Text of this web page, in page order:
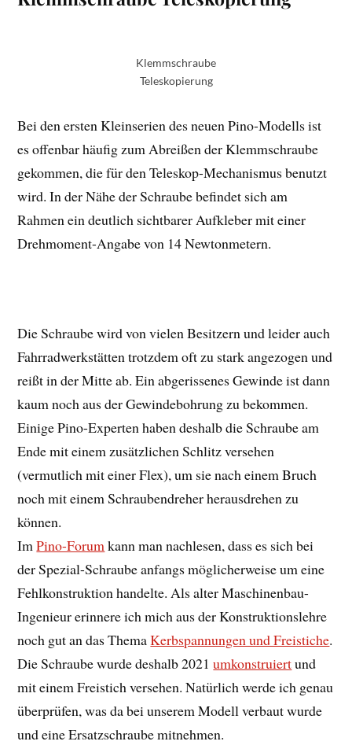
Klemmschraube
Teleskopierung
Bei den ersten Kleinserien des neuen Pino-Modells ist
es offenbar häufig zum Abreißen der Klemmschraube
gekommen, die für den Teleskop-Mechanismus benutzt
wird. In der Nähe der Schraube befindet sich am
Rahmen ein deutlich sichtbarer Aufkleber mit einer
Drehmoment-Angabe von 14 Newtonmetern.
Die Schraube wird von vielen Besitzern und leider auch
Fahrradwerkstätten trotzdem oft zu stark angezogen und
reißt in der Mitte ab. Ein abgerissenes Gewinde ist dann
kaum noch aus der Gewindebohrung zu bekommen.
Einige Pino-Experten haben deshalb die Schraube am
Ende mit einem zusätzlichen Schlitz versehen
(vermutlich mit einer Flex), um sie nach einem Bruch
noch mit einem Schraubendreher herausdrehen zu
können.
ImPino-Forumkann man nachlesen, dass es sich bei
der Spezial-Schraube anfangs möglicherweise um eine
Fehlkonstruktion handelte. Als alter Maschinenbau-
Ingenieur erinnere ich mich aus der Konstruktionslehre
noch gut an das ThemaKerbspannungen und Freistiche.
Die Schraube wurde deshalb 2021umkonstruiertund
mit einem Freistich versehen. Natürlich werde ich genau
überprüfen, was da bei unserem Modell verbaut wurde
und eine Ersatzschraube mitnehmen.